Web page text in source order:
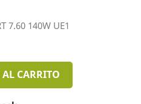
7.60 140W UE1
CARRITO